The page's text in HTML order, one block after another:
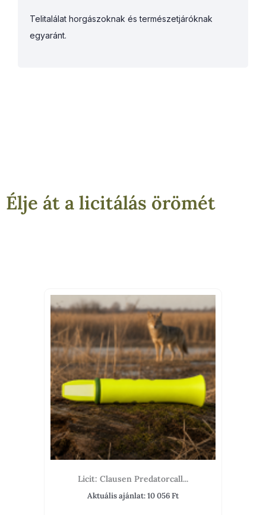
Telitalálat horgászoknak és természetjáróknak
egyaránt.
Élje át a licitálás örömét
Licit: Clausen Predatorcall...
Aktuális ajánlat:10 056Ft